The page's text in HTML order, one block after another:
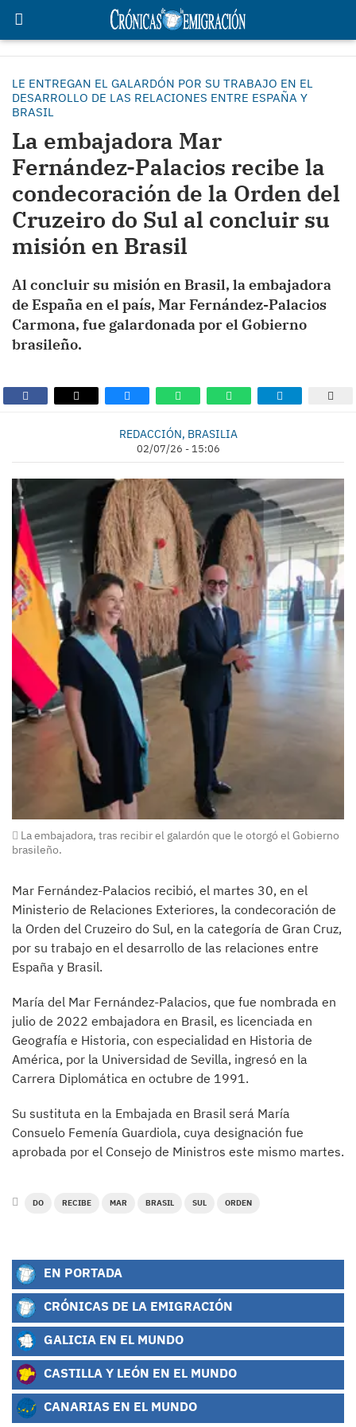
LE ENTREGAN EL GALARDÓN POR SU TRABAJO EN EL
DESARROLLO DE LAS RELACIONES ENTRE ESPAÑA Y
BRASIL
La embajadora Mar
Fernández-Palacios recibe la
condecoración de la Orden del
Cruzeiro do Sul al concluir su
misión en Brasil
Al concluir su misión en Brasil, la embajadora
de España en el país, Mar Fernández-Palacios
Carmona, fue galardonada por el Gobierno
brasileño.
REDACCIÓN, BRASILIA
02/07/26 - 15:06
La embajadora, tras recibir el galardón que le otorgó el Gobierno
brasileño.
Mar Fernández-Palacios recibió, el martes 30, en el
Ministerio de Relaciones Exteriores, la condecoración de
la Orden del Cruzeiro do Sul, en la categoría de Gran Cruz,
por su trabajo en el desarrollo de las relaciones entre
España y Brasil.
María del Mar Fernández-Palacios, que fue nombrada en
julio de 2022 embajadora en Brasil, es licenciada en
Geografía e Historia, con especialidad en Historia de
América, por la Universidad de Sevilla, ingresó en la
Carrera Diplomática en octubre de 1991.
Su sustituta en la Embajada en Brasil será María
Consuelo Femenía Guardiola, cuya designación fue
aprobada por el Consejo de Ministros este mismo martes.
DO RECIBE MAR BRASIL SUL ORDEN
EN PORTADA
CRÓNICAS DE LA EMIGRACIÓN
GALICIA EN EL MUNDO
CASTILLA Y LEÓN EN EL MUNDO
CANARIAS EN EL MUNDO